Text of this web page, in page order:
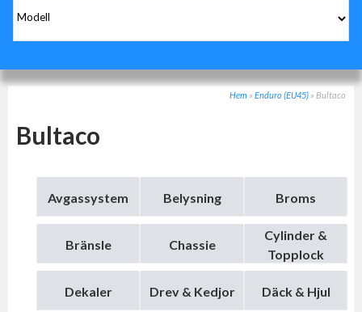
Hem » Enduro (EU45) » Bultaco
Bultaco
Avgassystem Belysning Broms
Bränsle Chassie
Cylinder &
Topplock
Dekaler Drev & Kedjor Däck & Hjul